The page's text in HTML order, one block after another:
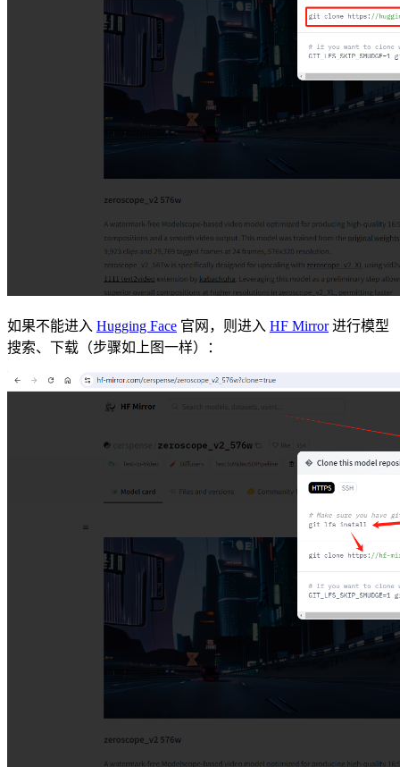
如果不能进入 Hugging Face 官网，则进入 HF Mirror进行模型
搜索、下载（步骤如上图一样）：